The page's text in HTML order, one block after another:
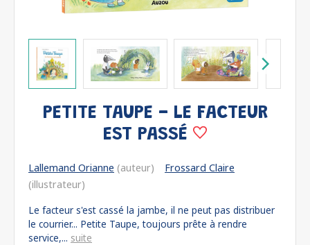
PETITE TAUPE - LE FACTEUR
EST PASSÉ
Lallemand Orianne (auteur)
Frossard Claire
(illustrateur)
Le facteur s'est cassé la jambe, il ne peut pas distribuer
le courrier... Petite Taupe, toujours prête à rendre
service,... suite